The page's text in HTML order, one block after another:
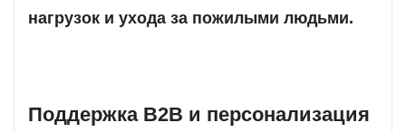
нагрузок и ухода за пожилыми людьми.
Поддержка B2B и персонализация